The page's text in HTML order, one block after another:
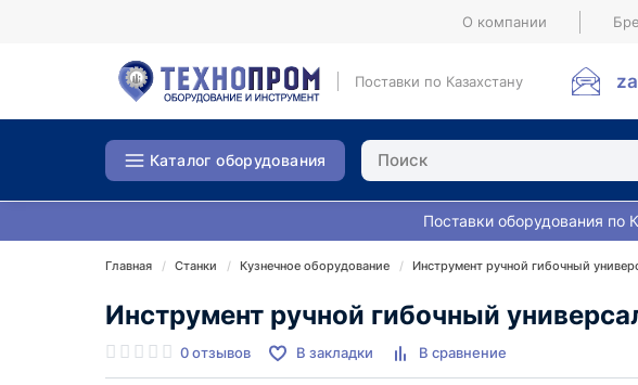
О компании
Поставки по Казахстану
Каталог оборудования
Поставки оборудования по
Главная Станки Кузнечное оборудование Инструмент ручной гибочный
Инструмент ручной гибочный
0 отзывов В закладки В сравнение